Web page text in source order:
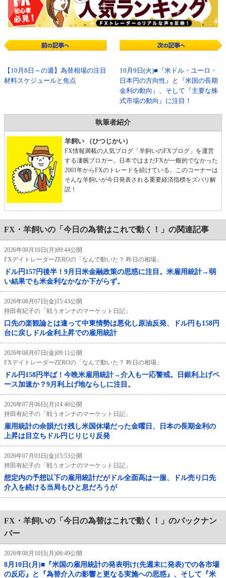
【10月8日～の週】為替相場の注目
材料スケジュールと焦点
10月9日(火)■『米ドル・ユーロ・
日本円の方向性』と『米国の長期
金利の動向』、そして『主要な株
式市場の動向』に注目！
執筆者紹介
羊飼い （ひつじかい）
FX情報満載の人気ブログ「羊飼いのFXブログ」を運営
する凄腕ブロガー。日本ではまだFXが一般的でなかった
2001年からFXのトレードを続けている。このコーナーは
そんな羊飼いが今日発表される重要経済指標をズバリ解
説！
FX・羊飼いの「今日の為替はこれで動く！」の関連記事
2026年08月10日(月)09:44公開
FXデイトレーダーZEROの「なんで動いた？ 昨日の相場」
ドル円157円後半！9月日米金融政策の思惑に注目。米雇用統計→弱
い結果でも米金利なかなか下がらず。
2026年08月07日(金)15:43公開
持田有紀子の「戦うオンナのマーケット日記」
口先の楽観論とは違って中東情勢は悪化し原油反発、ドル円も158円
台に戻しドル金利上昇での雇用統計
2026年08月07日(金)09:11公開
FXデイトレーダーZEROの「なんで動いた？ 昨日の相場」
ドル円158円半ば！今晩米雇用統計→介入も一応警戒。日銀利上げペ
ース加速か？9月利上げ地ならしに注目。
2026年07月06日(月)14:46公開
持田有紀子の「戦うオンナのマーケット日記」
雇用統計の余韻だけ残し米国休場だった金曜日、日本の長期金利の
上昇は目立ちドル円じりじり反発
2026年07月03日(金)15:53公開
持田有紀子の「戦うオンナのマーケット日記」
想定内の予想以下の雇用統計だがドル全面高は一服、ドル売り口先
介入を続ける当局もひと息だろうが
FX・羊飼いの「今日の為替はこれで動く！」のバックナン
バー
2026年08月10日(月)06:49公開
8月10日(月)■『米国の雇用統計の発表明け(先週末に発表)での各市場
の反応』と『為替介入の影響と更なる実施への思惑』、そして『米